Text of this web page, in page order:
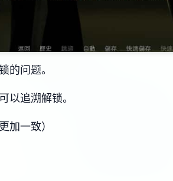
的问题。
以追溯解锁。
加一致）